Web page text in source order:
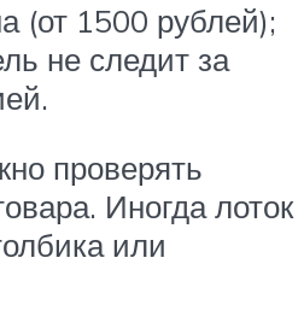
(от 1500 рублей);
не следит за
проверять
Иногда лоток
или